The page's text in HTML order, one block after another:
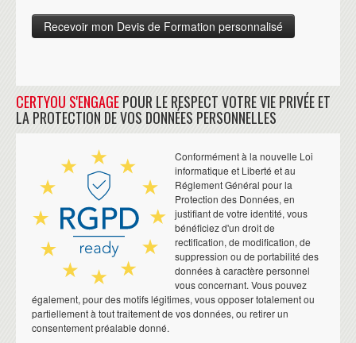
CERTYOU S'ENGAGEPOUR LE RESPECT VOTRE VIE PRIVÉE ET
LA PROTECTION DE VOS DONNÉES PERSONNELLES
Conformément à la nouvelle Loi
informatique et Liberté et au
Réglement Général pour la
Protection des Données, en
justifiant de votre identité, vous
bénéficiez d'un droit de
rectification, de modification, de
suppression ou de portabilité des
données à caractère personnel
vous concernant. Vous pouvez
également, pour des motifs légitimes, vous opposer totalement ou
partiellement à tout traitement de vos données, ou retirer un
consentement préalable donné.